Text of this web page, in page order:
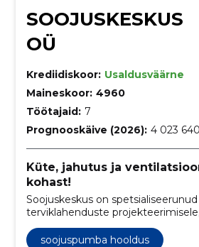
SOOJUSKESKUS
OÜ
Krediidiskoor: Usaldusväärne
Maineskoor: 4960
Töötajaid: 7
Prognooskäive (2026): 4 023
Küte, jahutus ja
kohast!
Soojuskeskus on
terviklahenduste
paigaldamisele, hõlmates selles nii
ka ventilatsiooni süsteemidega
soojuspumba hooldus